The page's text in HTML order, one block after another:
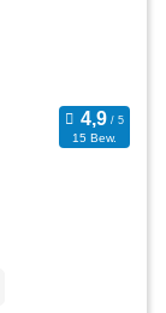
15 Bew.